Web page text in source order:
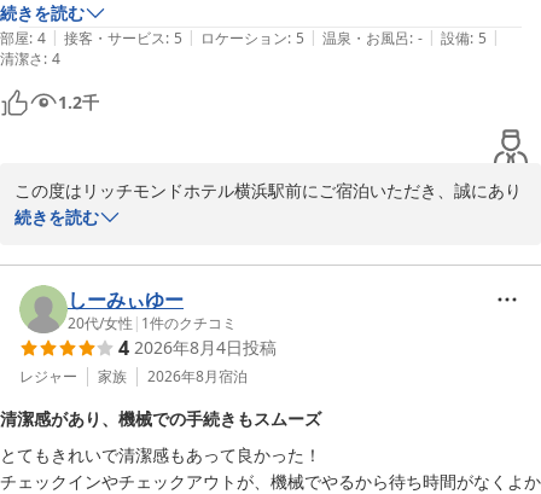
スタッフ一同、心よりお待ち申し上げております。
リッチモンドホテル横浜駅前
リッチモンドホテル横浜駅前
適でした。
スタッフの方も親切だったので1人でも安心して宿泊できました。
続きを読む
部屋: 4 | 接客・サービス: 5 | ロケーション: 5 | 温泉・お風呂: - | 設備: 5 |
清潔さ: 4
1.2千
この度はリッチモンドホテル横浜駅前にご宿泊いただき、誠にあり
がとうございます。チェックイン時にお待たせしてしまったこと、
きでき、大変嬉しく思っております。スタッフへの温かいお言葉、
誠にありがとうございます。今後ともお客様に安心してご利用いた
だけるよう、努力してまいります。またのご利用を心よりお待ち申
し上げております。
2026-05-24
続きを読む
しーみぃゆー
20代/女性 | 1件のクチコミ
4 2026年8月4日投稿
レジャー 家族 2026年8月宿泊
清潔感があり、機械での手続きもスムーズ
とてもきれいで清潔感もあって良かった！
チェックインやチェックアウトが、機械でやるから待ち時間がなくよか